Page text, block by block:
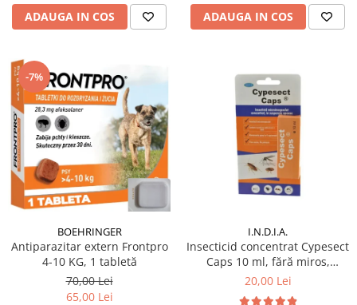
ADAUGA IN COS ADAUGA IN COS
-7%
BOEHRINGER
Antiparazitar extern Frontpro
4-10 KG, 1 tabletă
70,00 Lei
65,00 Lei
I.N.D.I.A.
Insecticid concentrat Cypesect
Caps 10 ml, fără miros,
eficient contra gândacilor,
20,00 Lei